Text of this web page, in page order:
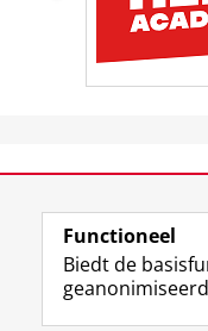
View this page in:
Functioneel
Biedt de